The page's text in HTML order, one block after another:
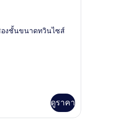
องชั้นขนาดทวินไซส์
ดูราคา